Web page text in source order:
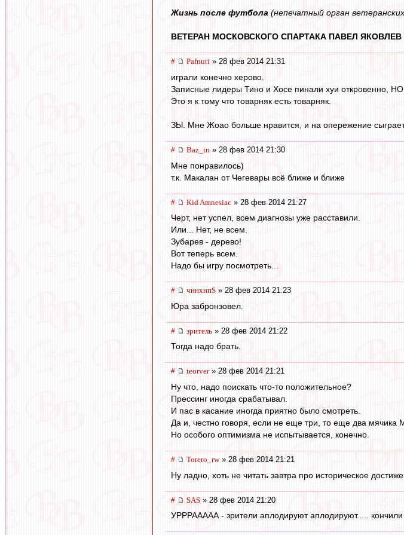
Жизнь после футбола (непечатный орган
ВЕТЕРАН МОСКОВСКОГО СПАРТАКА ПАВЕЛ
# Pafnuti » 28 фев 2014 21:31
играли конечно херово.
Записные лидеры Тино и Хосе пинали хуи откровенно,
Это я к тому что товарняк есть товарняк.
ЗЫ. Мне Жоао больше нравится, и на опережение сыграет
# Baz_in » 28 фев 2014 21:30
Мне понравилось)
т.к. Макалан от Чегевары всё ближе и ближе
# Kid Amnesiac » 28 фев 2014 21:27
Черт, нет успел, всем диагнозы уже расставили.
Или... Нет, не всем.
Зубарев - дерево!
Вот теперь всем.
Надо бы игру посмотреть...
# чннхнпS » 28 фев 2014 21:23
Юра забронзовел.
# зpитель » 28 фев 2014 21:22
Тогда надо брать.
# teorver» 28 фев 2014 21:21
Ну что, надо поискать что-то положительное?
Прессинг иногда срабатывал.
И пас в касание иногда приятно было смотреть.
Да и, честно говоря, если не еще три, то еще два мячика
Но особого оптимизма не испытывается, конечно.
# Torero_rw» 28 фев 2014 21:21
Ну ладно, хоть не читать завтра про историческое
# SAS » 28 фев 2014 21:20
УРРРААААА - зрители аплодируют аплодируют..... кончили